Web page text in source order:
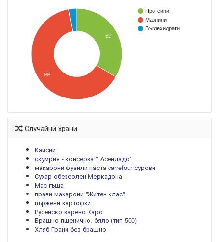
Протеини
Мазнини
Въглехидрати
52
99
Случайни храни
Кайсии
скумрия - консерва " Асендадо"
макарони фузили паста carrefour сурови
Сухар обезсолен Меркадона
Мас гъша
прави макарони "Житен клас"
пържени картофки
Русенско варено Каро
Брашно пшенично, бяло (тип 500)
Хляб Грани без брашно